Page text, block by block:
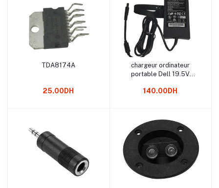
Ajouter au panier
TDA8174A
25.00DH
Ajouter au panier
chargeur ordinateur
portable Dell 19.5V
140.00DH